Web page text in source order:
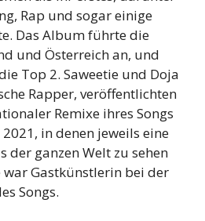
Rap und sogar einige
Das Album führte die
und Österreich an, und
Top 2. Saweetie und Doja
Rapper, veröffentlichten
Remixe ihres Songs
in denen jeweils eine
der ganzen Welt zu sehen
war Gastkünstlerin bei der
Songs.